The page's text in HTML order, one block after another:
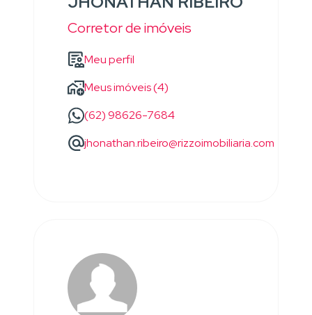
Corretor de imóveis
Meu perfil
Meus imóveis (4)
(62) 98626-7684
jhonathan.ribeiro@rizzoimobiliaria.com